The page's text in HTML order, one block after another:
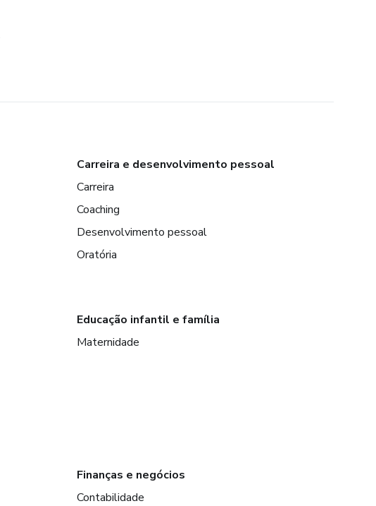
Carreira e desenvolvimento pessoal
Carreira
Coaching
Desenvolvimento pessoal
Oratória
Educação infantil e família
Maternidade
Finanças e negócios
Contabilidade